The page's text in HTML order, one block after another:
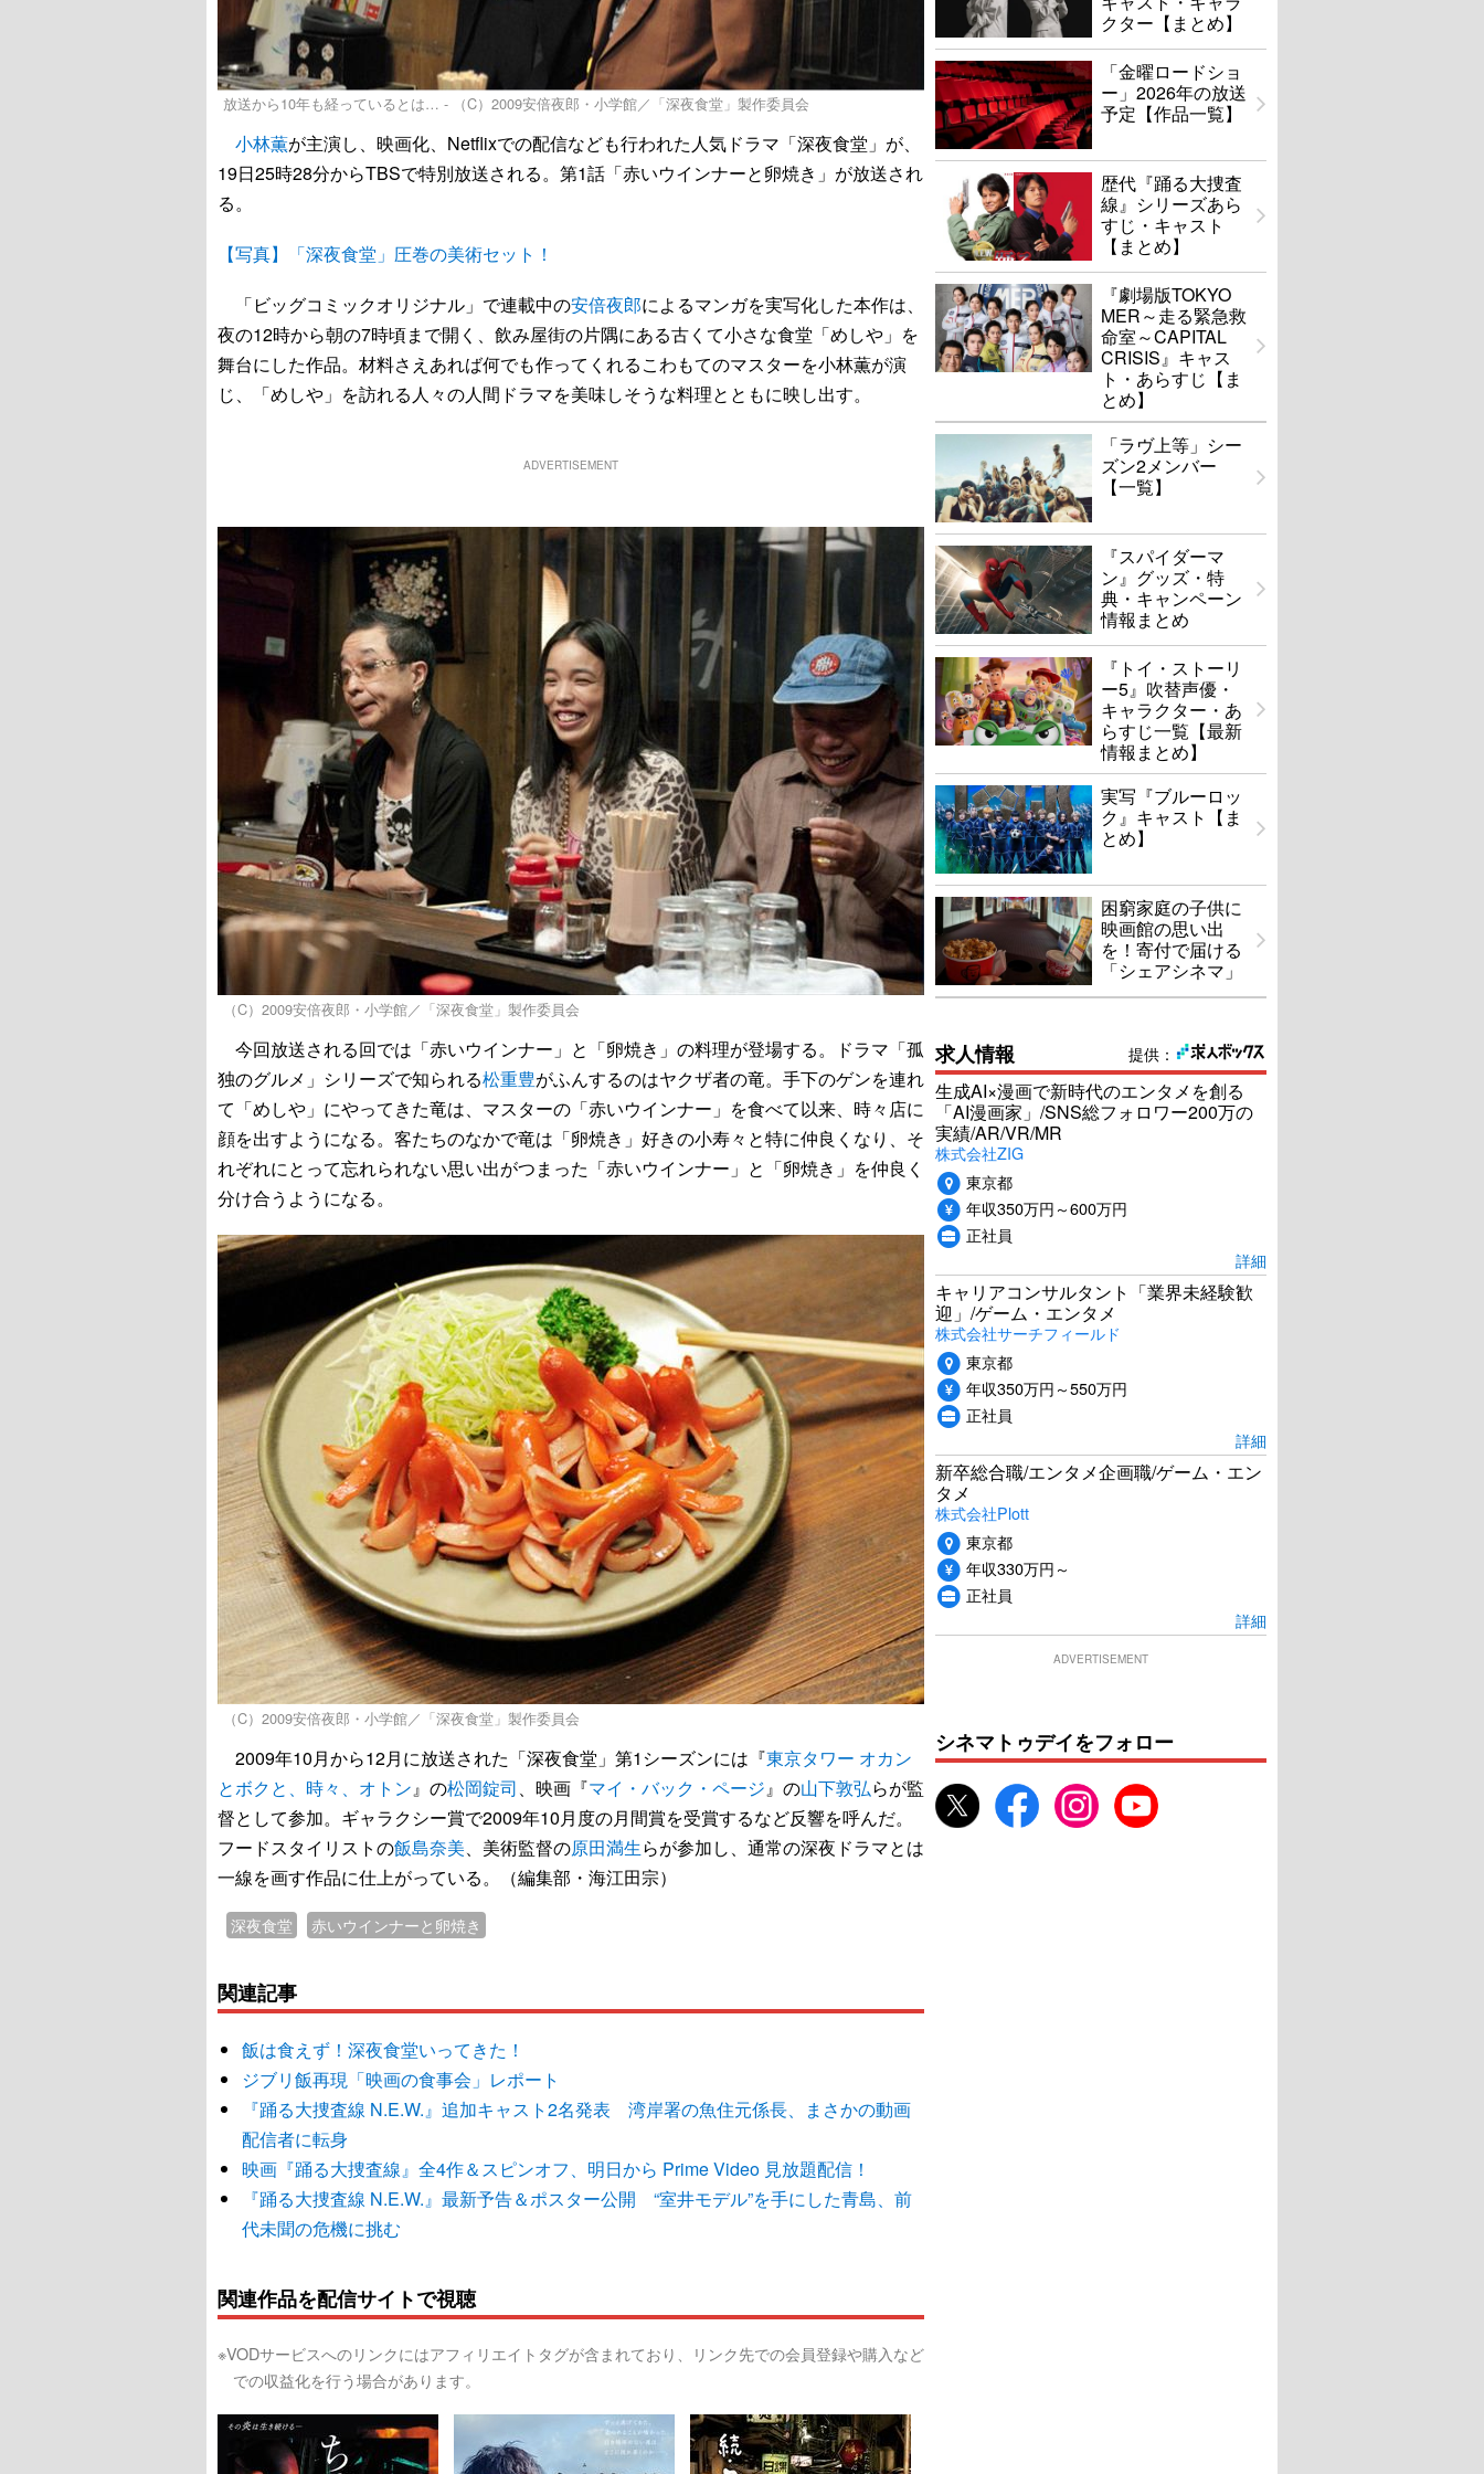
放送から10年も経っているとは… - （C）2009安倍夜郎・小学館／「深夜食堂」製作委員会
小林薫が主演し、映画化、Netflixでの配信なども行われた人気ドラマ「深夜食堂」が、
19日25時28分からTBSで特別放送される。第1話「赤いウインナーと卵焼き」が放送され
る。
【写真】「深夜食堂」圧巻の美術セット！
「ビッグコミックオリジナル」で連載中の安倍夜郎によるマンガを実写化した本作は、
夜の12時から朝の7時頃まで開く、飲み屋街の片隅にある古くて小さな食堂「めしや」を
舞台にした作品。材料さえあれば何でも作ってくれるこわもてのマスターを小林薫が演
じ、「めしや」を訪れる人々の人間ドラマを美味しそうな料理とともに映し出す。
ADVERTISEMENT
（C）2009安倍夜郎・小学館／「深夜食堂」製作委員会
今回放送される回では「赤いウインナー」と「卵焼き」の料理が登場する。ドラマ「孤
独のグルメ」シリーズで知られる松重豊がふんするのはヤクザ者の竜。手下のゲンを連れ
て「めしや」にやってきた竜は、マスターの「赤いウインナー」を食べて以来、時々店に
顔を出すようになる。客たちのなかで竜は「卵焼き」好きの小寿々と特に仲良くなり、そ
れぞれにとって忘れられない思い出がつまった「赤いウインナー」と「卵焼き」を仲良く
分け合うようになる。
（C）2009安倍夜郎・小学館／「深夜食堂」製作委員会
2009年10月から12月に放送された「深夜食堂」第1シーズンには『東京タワー オカン
とボクと、時々、オトン 』の松岡錠司 、映画『マイ・バック・ページ 』の山下敦弘らが監
督として参加。ギャラクシー賞で2009年10月度の月間賞を受賞するなど反響を呼んだ。
フードスタイリストの飯島奈美 、美術監督の原田満生らが参加し、通常の深夜ドラマとは
一線を画す作品に仕上がっている。（編集部・海江田宗）
深夜食堂 赤いウインナーと卵焼き
関連記事
飯は食えず！深夜食堂いってきた！
ジブリ飯再現「映画の食事会」レポート
『踊る大捜査線 N.E.W.』追加キャスト2名発表 湾岸署の魚住元係長、まさかの動画
配信者に転身
映画『踊る大捜査線』全4作＆スピンオフ、明日から Prime Video 見放題配信！
『踊る大捜査線 N.E.W.』最新予告＆ポスター公開 “室井モデル”を手にした青島、前
代未聞の危機に挑む
関連作品を配信サイトで視聴
※VODサービスへのリンクにはアフィリエイトタグが含まれており、リンク先での会員登録や購入など
での収益化を行う場合があります。
クター【まとめ】
「金曜ロードショ
ー」2026年の放送
予定【作品一覧】
歴代『踊る大捜査
線』シリーズあら
すじ・キャスト
【まとめ】
『劇場版TOKYO
MER～走る緊急救
命室～CAPITAL
CRISIS』キャス
ト・あらすじ【ま
とめ】
「ラヴ上等」シー
ズン2メンバー
【一覧】
『スパイダーマ
ン』グッズ・特
典・キャンペーン
情報まとめ
『トイ・ストーリ
ー5』吹替声優・
キャラクター・あ
らすじ一覧【最新
情報まとめ】
実写『ブルーロッ
ク』キャスト【ま
とめ】
困窮家庭の子供に
映画館の思い出
を！寄付で届ける
「シェアシネマ」
提供：
求人情報
生成AI×漫画で新時代のエンタメを創る
「AI漫画家」/SNS総フォロワー200万の
実績/AR/VR/MR
株式会社ZIG
東京都
年収350万円～600万円
正社員
詳細
キャリアコンサルタント「業界未経験歓
迎」/ゲーム・エンタメ
株式会社サーチフィールド
東京都
年収350万円～550万円
正社員
詳細
新卒総合職/エンタメ企画職/ゲーム・エン
タメ
株式会社Plott
東京都
年収330万円～
正社員
詳細
ADVERTISEMENT
シネマトゥデイをフォロー